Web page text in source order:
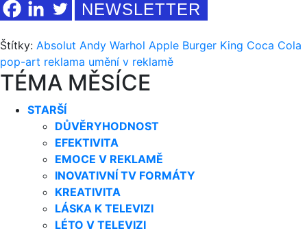
NEWSLETTER
Štítky: Absolut Andy Warhol Apple Burger King Coca Cola
pop-art reklama umění v reklamě
TÉMA MĚSÍCE
STARŠÍ
DŮVĚRYHODNOST
EFEKTIVITA
EMOCE V REKLAMĚ
INOVATIVNÍ TV FORMÁTY
KREATIVITA
LÁSKA K TELEVIZI
LÉTO V TELEVIZI